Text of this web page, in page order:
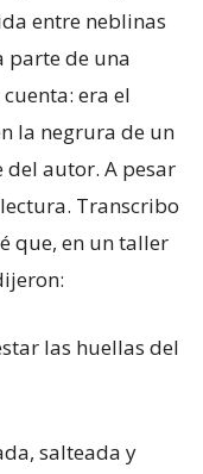
entre neblinas
parte de una
era el
la negrura de un
autor. A pesar
Transcribo
que, en un taller
las huellas del
salteada y